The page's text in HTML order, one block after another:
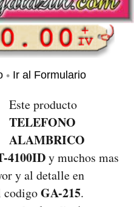
• Ir al Formulario
Este producto
TELEFONO
ALAMBRICO
4100IDy muchos mas
y al detalle en
codigoGA-215.